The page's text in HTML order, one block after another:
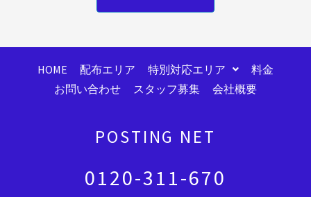
HOME 配布エリア 特別対応エリア
料金
お問い合わせ
スタッフ募集 会社概要
POSTING NET
0120-311-670